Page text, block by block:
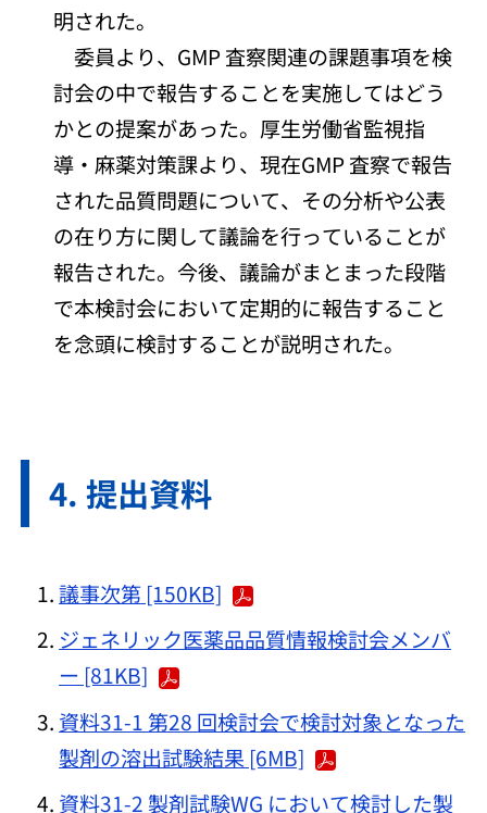
明された。
委員より、GMP 査察関連の課題事項を検
討会の中で報告することを実施してはどう
かとの提案があった。厚生労働省監視指
導・麻薬対策課より、現在GMP 査察で報告
された品質問題について、その分析や公表
の在り方に関して議論を行っていることが
報告された。今後、議論がまとまった段階
で本検討会において定期的に報告すること
を念頭に検討することが説明された。
提出資料
議事次第 [150KB]
ジェネリック医薬品品質情報検討会メンバ
ー [81KB]
資料31-1 第28 回検討会で検討対象となった
製剤の溶出試験結果 [6MB]
資料31-2 製剤試験WG において検討した製